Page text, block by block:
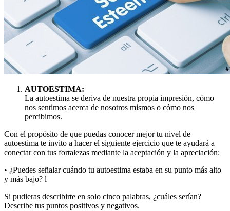
AUTOESTIMA:
La autoestima se deriva de nuestra propia impresión, cómo
nos sentimos acerca de nosotros mismos o cómo nos
percibimos.
Con el propósito de que puedas conocer mejor tu nivel de
autoestima te invito a hacer el siguiente ejercicio que te ayudará a
conectar con tus fortalezas mediante la aceptación y la apreciación:
• ¿Puedes señalar cuándo tu autoestima estaba en su punto más alto
y más bajo? l
Si pudieras describirte en solo cinco palabras, ¿cuáles serían?
Describe tus puntos positivos y negativos.